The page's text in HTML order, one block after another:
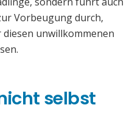
Vorbeugung durch,
unwillkommenen
selbst